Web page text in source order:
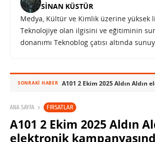
SINAN KÜSTÜR
Medya, Kültür ve Kimlik üzerine yüksek
Teknolojiye olan ilgisini ve eğitiminin
donanımı Teknoblog çatısı altında
SONRAKI HABER
ANA SAYFA FIRSATLAR
A101 2 Ekim 2025 Aldın
elektronik